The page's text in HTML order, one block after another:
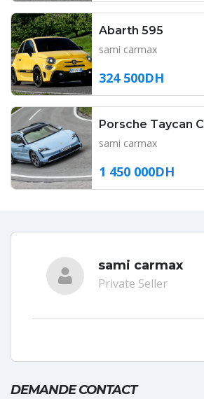
Abarth 595
sami carmax
324 500DH
Porsche Taycan
sami carmax
1 450 000DH
sami carmax
Private Seller
DEMANDE CONTACT